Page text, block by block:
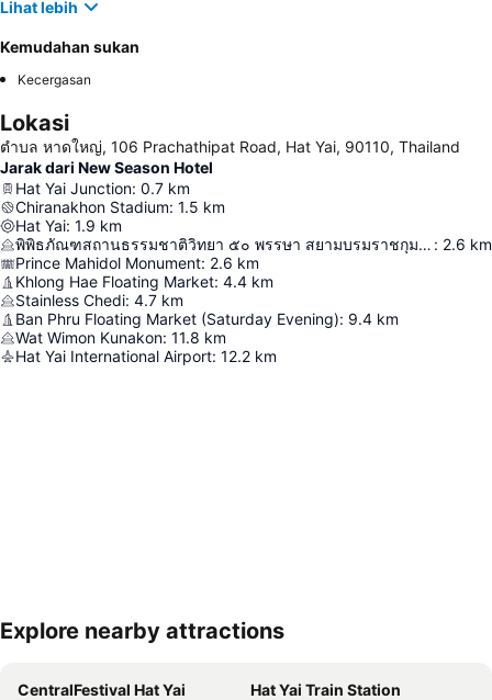
Lihat lebih
Kemudahan sukan
Kecergasan
Lokasi
ตําบล หาดใหญ่, 106 Prachathipat Road, Hat Yai, 90110, Thailand
Jarak dari New Season Hotel
Hat Yai Junction: 0.7 km
Chiranakhon Stadium: 1.5 km
Hat Yai: 1.9 km
พิพิธภัณฑสถานธรรมชาติวิทยา ๕๐ พรรษา สยามบรมราชกุมารี : 2.6 km
Prince Mahidol Monument: 2.6 km
Khlong Hae Floating Market: 4.4 km
Stainless Chedi: 4.7 km
Ban Phru Floating Market (Saturday Evening): 9.4 km
Wat Wimon Kunakon: 11.8 km
Hat Yai International Airport: 12.2 km
Kembangkan peta
Explore nearby attractions
CentralFestival Hat Yai
Hat Yai Train Station